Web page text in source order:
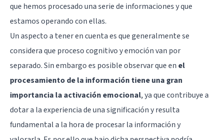
que hemos procesado una serie de informaciones y que
estamos operando con ellas.
Un aspecto a tener en cuenta es que generalmente se
considera que proceso cognitivo y emoción van por
separado. Sin embargo es posible observar que en el
procesamiento de la información tiene una gran
importancia la activación emocional, ya que contribuye a
dotar a la experiencia de una significación y resulta
fundamental a la hora de procesar la información y